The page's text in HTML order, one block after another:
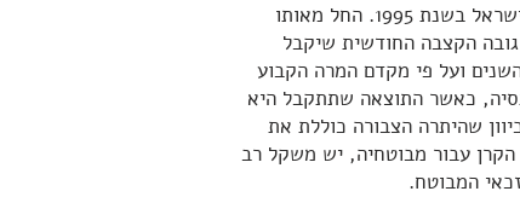
קרנות הפנסיה ה"חדשות" פנסיות "צוברות" החלו לפעול בישראל בשנת 1995. החל מאותו
הקצבה החודשית שיקבל
ועל פי מקדם המרה הקבוע
כאשר התוצאה שתתקבל היא
שהיתרה הצבורה כוללת את
עבור מבוטחיה, יש משקל רב
המבוטח.